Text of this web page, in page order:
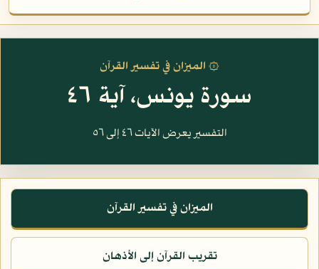
۞ الميزان في تفسير القرآن
سورة يونس، آية ٤٦
التفسير يعرض الآيات ٤٦ إلى ٥٦
الميزان في تفسير القرآن
تقريب القرآن إلى الأذهان